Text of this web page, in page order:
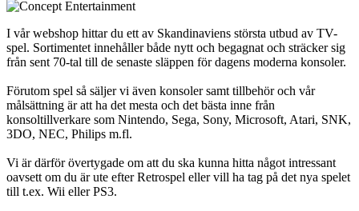
I vår webshop hittar du ett av Skandinaviens största utbud av TV-
spel. Sortimentet innehåller både nytt och begagnat och sträcker sig
från sent 70-tal till de senaste släppen för dagens moderna konsoler.
Förutom spel så säljer vi även konsoler samt tillbehör och vår
målsättning är att ha det mesta och det bästa inne från
konsoltillverkare som Nintendo, Sega, Sony, Microsoft, Atari, SNK,
3DO, NEC, Philips m.fl.
Vi är därför övertygade om att du ska kunna hitta något intressant
oavsett om du är ute efter Retrospel eller vill ha tag på det nya spelet
till t.ex. Wii eller PS3.